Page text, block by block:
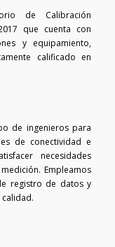
de Calibración
que cuenta con
y equipamiento,
calificado en
de ingenieros para
de conectividad e
necesidades
Empleamos
registro de datos y